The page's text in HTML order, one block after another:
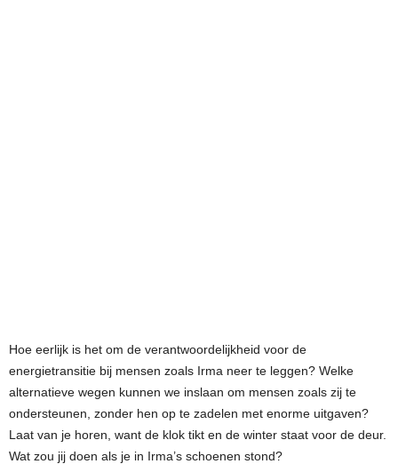
Hoe eerlijk is het om de verantwoordelijkheid voor de
energietransitie bij mensen zoals Irma neer te leggen? Welke
alternatieve wegen kunnen we inslaan om mensen zoals zij te
ondersteunen, zonder hen op te zadelen met enorme uitgaven?
Laat van je horen, want de klok tikt en de winter staat voor de deur.
Wat zou jij doen als je in Irma’s schoenen stond?